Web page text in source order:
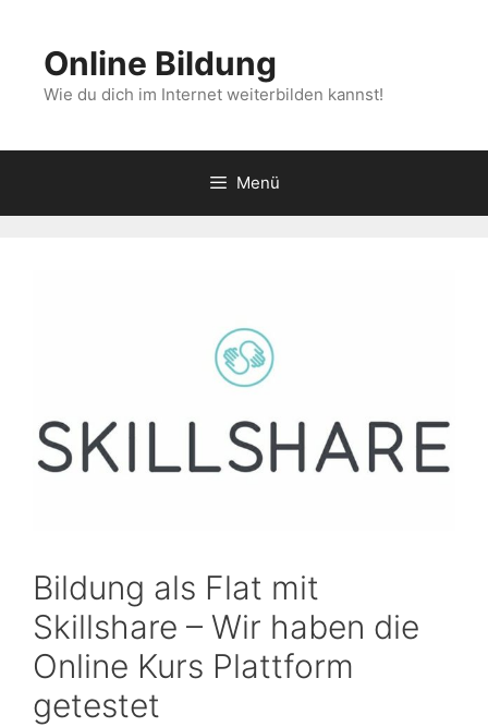
springenOnline Bildung
Wie du dich im Internet weiterbilden kannst!
Menü
Bildung als Flat mit
Skillshare – Wir haben die
Online Kurs Plattform
getestet